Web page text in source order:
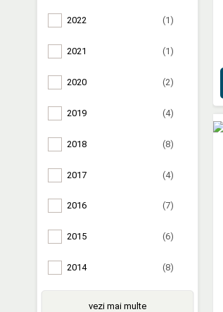
2022 (1)
2021 (1)
2020 (2)
2019 (4)
2018 (8)
2017 (4)
2016 (7)
2015 (6)
2014 (8)
vezi mai multe